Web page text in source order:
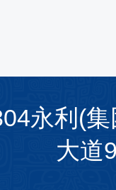
永利(
大道